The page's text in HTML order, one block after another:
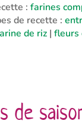
: farines
de recette :
de riz| fleurs
de